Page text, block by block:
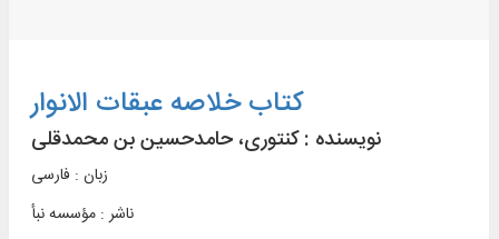
کتاب خلاصه عبقات الانوار
نویسنده :کنتوری‌، حامدحسین بن محمدقلی
زبان : فارسی
ناشر : مؤسسه نبأ